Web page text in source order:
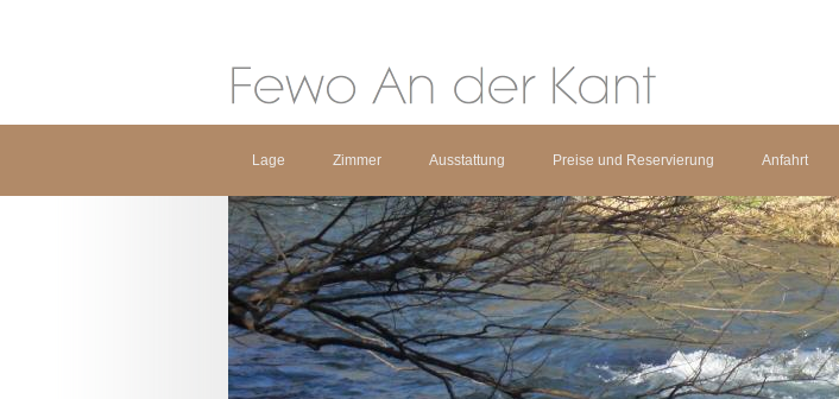
Lage Zimmer Ausstattung Preise und Reservierung Anfahrt